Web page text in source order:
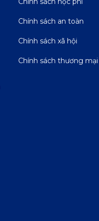
Chính sách an toàn
Chính sách xã hội
Chính sách thương mại